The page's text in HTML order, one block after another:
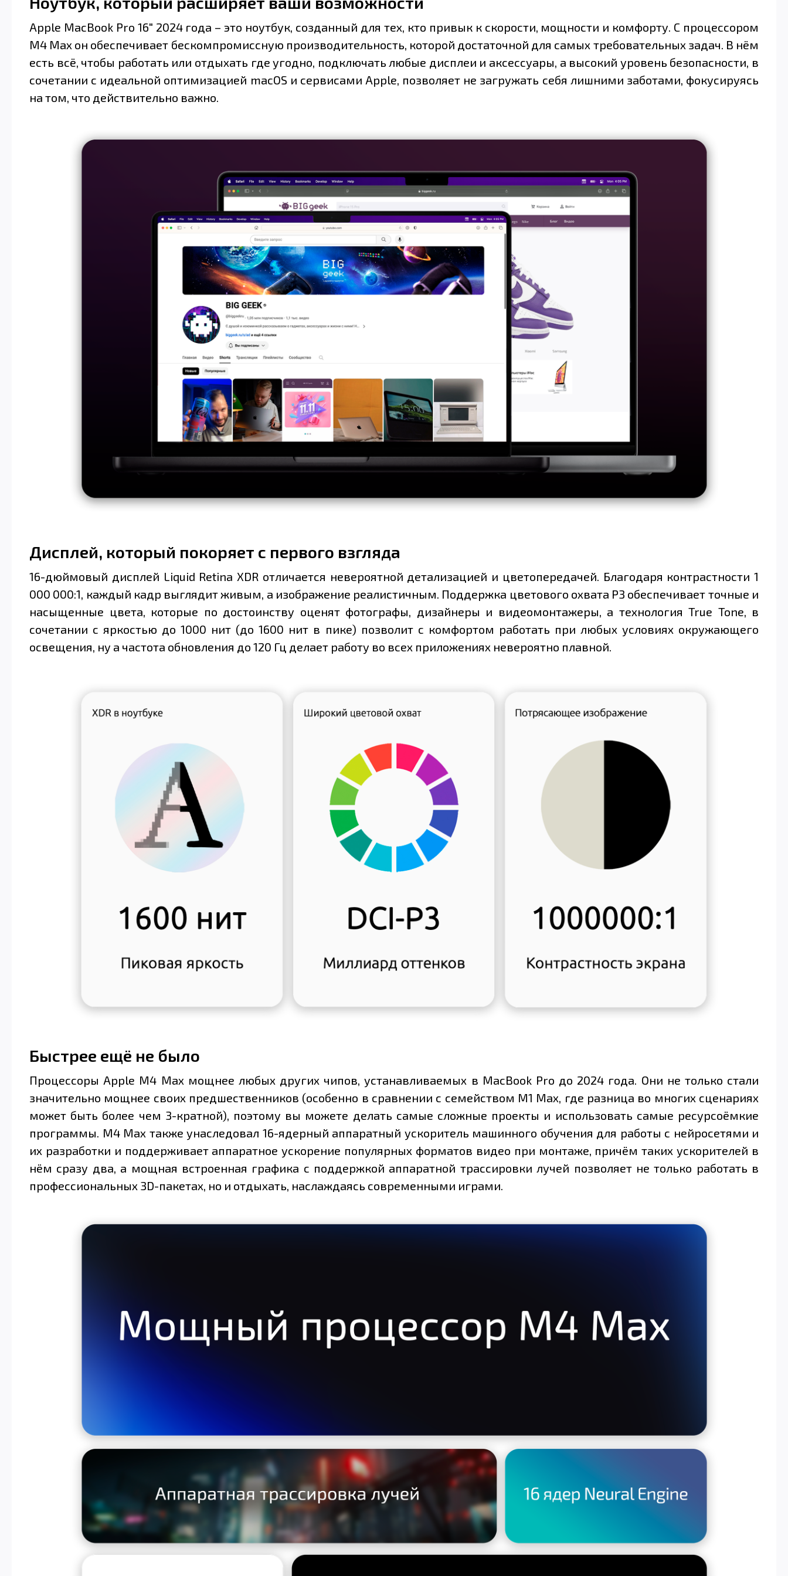
Apple MacBook Pro 16" 2024 года – это ноутбук, созданный для тех, кто привык к скорости, мощности и комфорту. С процессором
M4 Max он обеспечивает бескомпромиссную производительность, которой достаточной для самых требовательных задач. В нём
есть всё, чтобы работать или отдыхать где угодно, подключать любые дисплеи и аксессуары, а высокий уровень безопасности, в
сочетании с идеальной оптимизацией macOS и сервисами Apple, позволяет не загружать себя лишними заботами, фокусируясь
на том, что действительно важно.
Дисплей, который покоряет с первого взгляда
16-дюймовый дисплей Liquid Retina XDR отличается невероятной детализацией и цветопередачей. Благодаря контрастности 1
000 000:1, каждый кадр выглядит живым, а изображение реалистичным. Поддержка цветового охвата P3 обеспечивает точные и
насыщенные цвета, которые по достоинству оценят фотографы, дизайнеры и видеомонтажеры, а технология True Tone, в
сочетании с яркостью до 1000 нит (до 1600 нит в пике) позволит с комфортом работать при любых условиях окружающего
освещения, ну а частота обновления до 120 Гц делает работу во всех приложениях невероятно плавной.
Быстрее ещё не было
Процессоры Apple M4 Max мощнее любых других чипов, устанавливаемых в MacBook Pro до 2024 года. Они не только стали
значительно мощнее своих предшественников (особенно в сравнении с семейством M1 Max, где разница во многих сценариях
может быть более чем 3-кратной), поэтому вы можете делать самые сложные проекты и использовать самые ресурсоёмкие
программы. M4 Max также унаследовал 16-ядерный аппаратный ускоритель машинного обучения для работы с нейросетями и
их разработки и поддерживает аппаратное ускорение популярных форматов видео при монтаже, причём таких ускорителей в
нём сразу два, а мощная встроенная графика с поддержкой аппаратной трассировки лучей позволяет не только работать в
профессиональных 3D-пакетах, но и отдыхать, наслаждаясь современными играми.